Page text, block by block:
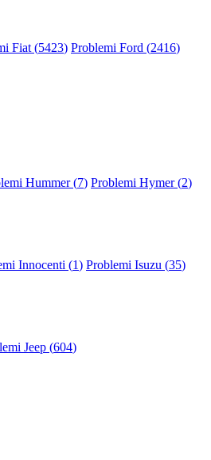
Fiat (5423) Problemi Ford (2416)
Hummer (7) Problemi Hymer (2)
Innocenti (1) Problemi Isuzu (35)
Jeep (604)